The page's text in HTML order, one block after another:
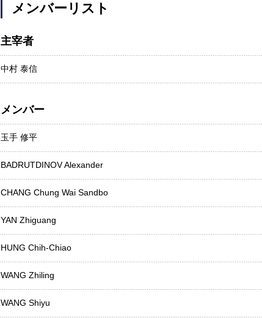
メンバーリスト
主宰者
中村 泰信
メンバー
玉手 修平
BADRUTDINOV Alexander
CHANG Chung Wai Sandbo
YAN Zhiguang
HUNG Chih-Chiao
WANG Zhiling
WANG Shiyu